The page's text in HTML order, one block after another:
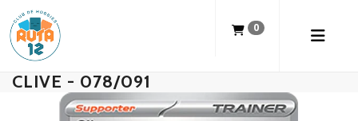
0
CLIVE - 078/091